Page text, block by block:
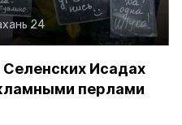
24
Исадах
перлами